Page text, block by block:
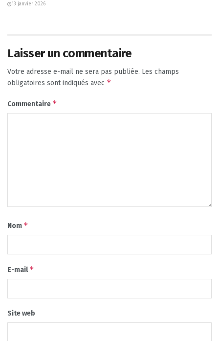
13 janvier 2026
Laisser un commentaire
Votre adresse e-mail ne sera pas publiée. Les champs
obligatoires sont indiqués avec *
Commentaire *
Nom *
E-mail*
Site web